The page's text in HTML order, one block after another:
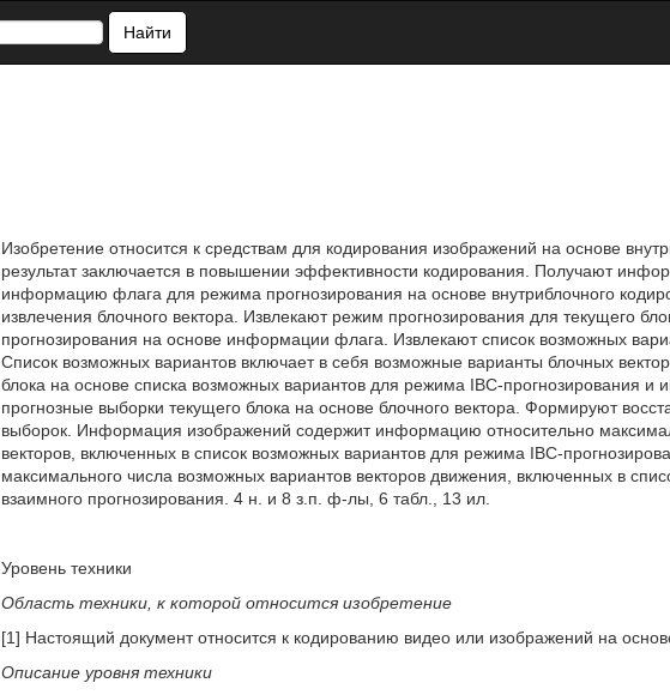
Найти
Изобретение относится к средствам для кодирования изображений на основе
результат заключается в повышении эффективности кодирования. Получают
информацию флага для режима прогнозирования на основе внутриблочного
извлечения блочного вектора. Извлекают режим прогнозирования для текущего
прогнозирования на основе информации флага. Извлекают список возможных
Список возможных вариантов включает в себя возможные варианты блочных
блока на основе списка возможных вариантов для режима IBC-прогнозирования
прогнозные выборки текущего блока на основе блочного вектора. Формируют
выборок. Информация изображений содержит информацию относительно
векторов, включенных в список возможных вариантов для режима IBC-
максимального числа возможных вариантов векторов движения, включенных в
взаимного прогнозирования. 4 н. и 8 з.п. ф-лы, 6 табл., 13 ил.
Уровень техники
Область техники, к которой относится изобретение
[1] Настоящий документ относится к кодированию видео или изображений на
Описание уровня техники